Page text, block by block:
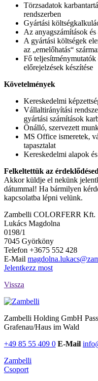
Törzsadatok
rendszerben
Gyártási
Az anyagszámítások
A gyártási költségek
az „emelőhatás“
Fő teljesítménymutatók
előrejelzések készítése
Követelmények
Kereskedelmi
Vállaltirányítási
gyártási számítások
Önálló, szervezett
MS Office ismeretek,
tapasztalat
Kereskedelmi alapok
Felkeltettük az
Akkor küldje el nekünk
dátummal! Ha bármilyen
kapcsolatba lépni velünk.
Zambelli COLORFERR Kft.
Lukács Magdolna
0198/1
7045 Györköny
Telefon +3675 552 428
E-Mail
Jelentkezz most
Vissza
Zambelli Holding GmbH
Grafenau/Haus im Wald
+49 85 55 409 0 E-Mail
Zambelli
Csoport